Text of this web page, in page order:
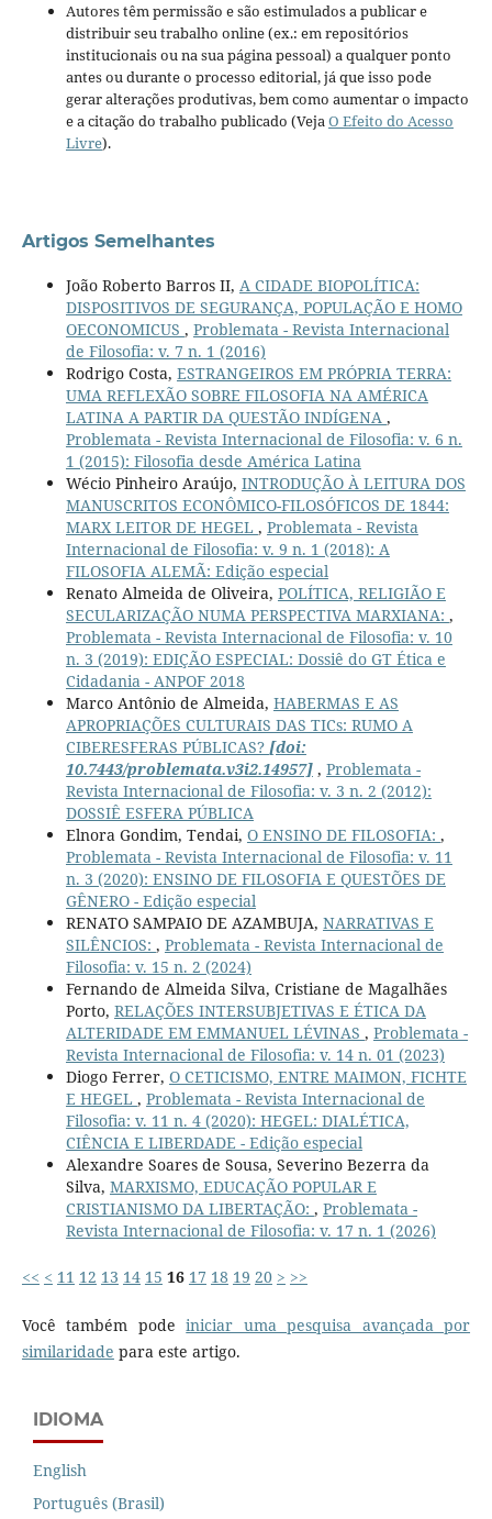
Autores têm permissão e são estimulados a publicar e
distribuir seu trabalho online (ex.: em repositórios
institucionais ou na sua página pessoal) a qualquer ponto
antes ou durante o processo editorial, já que isso pode
gerar alterações produtivas, bem como aumentar o impacto
e a citação do trabalho publicado (VejaO Efeito do Acesso
Livre).
Artigos Semelhantes
João Roberto Barros II, A CIDADE BIOPOLÍTICA:
DISPOSITIVOS DE SEGURANÇA, POPULAÇÃO E HOMO
OECONOMICUS , Problemata - Revista Internacional
de Filosofia: v. 7 n. 1 (2016)
Rodrigo Costa, ESTRANGEIROS EM PRÓPRIA TERRA:
UMA REFLEXÃO SOBRE FILOSOFIA NA AMÉRICA
LATINA A PARTIR DA QUESTÃO INDÍGENA ,
Problemata - Revista Internacional de Filosofia: v. 6 n.
1 (2015): Filosofia desde América Latina
Wécio Pinheiro Araújo, INTRODUÇÃO À LEITURA DOS
MANUSCRITOS ECONÔMICO-FILOSÓFICOS DE 1844:
MARX LEITOR DE HEGEL , Problemata - Revista
Internacional de Filosofia: v. 9 n. 1 (2018): A
FILOSOFIA ALEMÃ: Edição especial
Renato Almeida de Oliveira, POLÍTICA, RELIGIÃO E
SECULARIZAÇÃO NUMA PERSPECTIVA MARXIANA: ,
Problemata - Revista Internacional de Filosofia: v. 10
n. 3 (2019): EDIÇÃO ESPECIAL: Dossiê do GT Ética e
Cidadania - ANPOF 2018
Marco Antônio de Almeida, HABERMAS E AS
APROPRIAÇÕES CULTURAIS DAS TICs: RUMO A
CIBERESFERAS PÚBLICAS? [doi:
10.7443/problemata.v3i2.14957], Problemata -
Revista Internacional de Filosofia: v. 3 n. 2 (2012):
DOSSIÊ ESFERA PÚBLICA
Elnora Gondim, Tendai, O ENSINO DE FILOSOFIA: ,
Problemata - Revista Internacional de Filosofia: v. 11
n. 3 (2020): ENSINO DE FILOSOFIA E QUESTÕES DE
GÊNERO - Edição especial
RENATO SAMPAIO DE AZAMBUJA, NARRATIVAS E
SILÊNCIOS: , Problemata - Revista Internacional de
Filosofia: v. 15 n. 2 (2024)
Fernando de Almeida Silva, Cristiane de Magalhães
Porto, RELAÇÕES INTERSUBJETIVAS E ÉTICA DA
ALTERIDADE EM EMMANUEL LÉVINAS , Problemata -
Revista Internacional de Filosofia: v. 14 n. 01 (2023)
Diogo Ferrer, O CETICISMO, ENTRE MAIMON, FICHTE
E HEGEL , Problemata - Revista Internacional de
Filosofia: v. 11 n. 4 (2020): HEGEL: DIALÉTICA,
CIÊNCIA E LIBERDADE - Edição especial
Alexandre Soares de Sousa, Severino Bezerra da
Silva, MARXISMO, EDUCAÇÃO POPULAR E
CRISTIANISMO DA LIBERTAÇÃO: , Problemata -
Revista Internacional de Filosofia: v. 17 n. 1 (2026)
<< < 11 12 13 14 15 16 17 18 19 20 > >>
Você também podeiniciar uma pesquisa avançada por
similaridade para este artigo.
IDIOMA
English
Português (Brasil)